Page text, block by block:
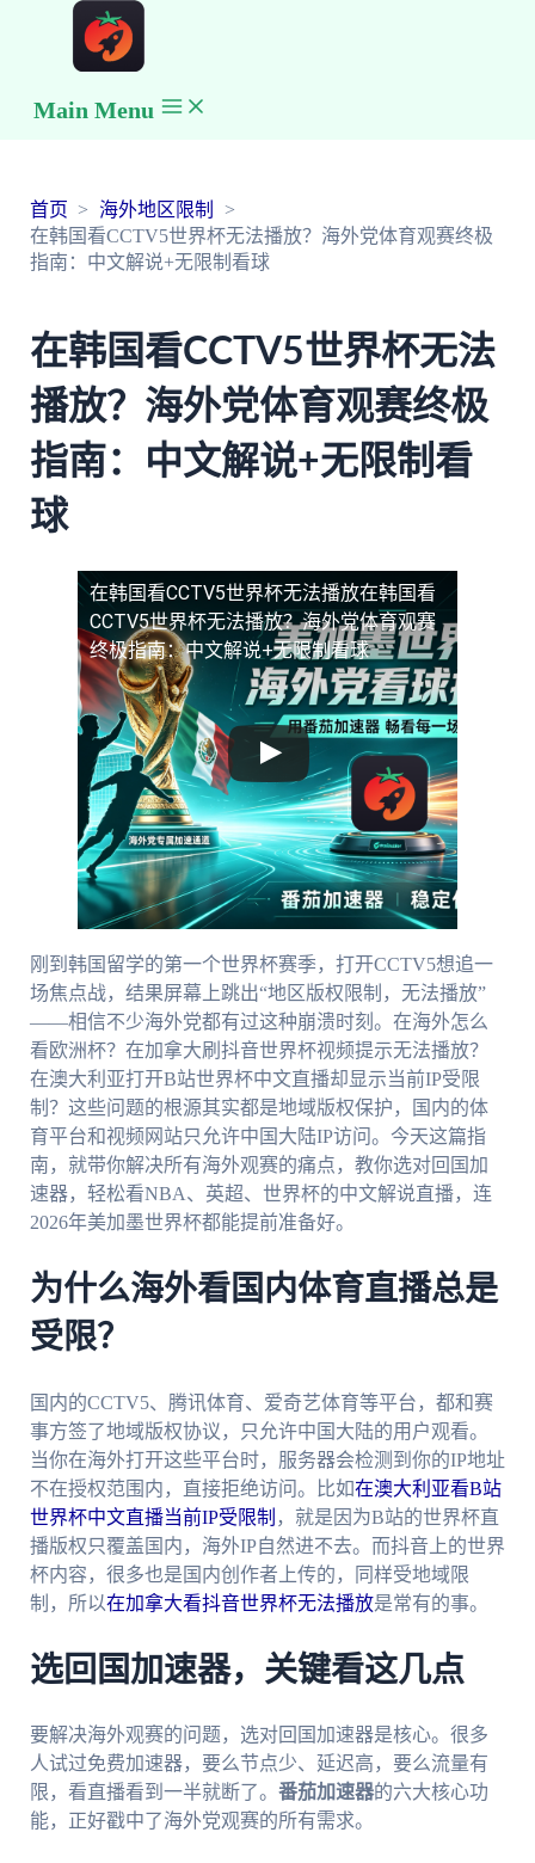
Main Menu
首页
海外地区限制
在韩国看CCTV5世界杯无法播放？海外党体育观赛终极
指南：中文解说+无限制看球
在韩国看CCTV5世界杯无法
播放？海外党体育观赛终极
指南：中文解说+无限制看
球
在韩国看CCTV5世界杯无法播放在韩国看
CCTV5世界杯无法播放？海外党体育观赛
终极指南：中文解说+无限制看球
刚到韩国留学的第一个世界杯赛季，打开CCTV5想追一
场焦点战，结果屏幕上跳出“地区版权限制，无法播放”
——相信不少海外党都有过这种崩溃时刻。在海外怎么
看欧洲杯？在加拿大刷抖音世界杯视频提示无法播放？
在澳大利亚打开B站世界杯中文直播却显示当前IP受限
制？这些问题的根源其实都是地域版权保护，国内的体
育平台和视频网站只允许中国大陆IP访问。今天这篇指
南，就带你解决所有海外观赛的痛点，教你选对回国加
速器，轻松看NBA、英超、世界杯的中文解说直播，连
2026年美加墨世界杯都能提前准备好。
为什么海外看国内体育直播总是
受限？
国内的CCTV5、腾讯体育、爱奇艺体育等平台，都和赛
事方签了地域版权协议，只允许中国大陆的用户观看。
当你在海外打开这些平台时，服务器会检测到你的IP地址
不在授权范围内，直接拒绝访问。比如在澳大利亚看B站
世界杯中文直播当前IP受限制 ，就是因为B站的世界杯直
播版权只覆盖国内，海外IP自然进不去。而抖音上的世界
杯内容，很多也是国内创作者上传的，同样受地域限
制，所以在加拿大看抖音世界杯无法播放是常有的事。
选回国加速器，关键看这几点
要解决海外观赛的问题，选对回国加速器是核心。很多
人试过免费加速器，要么节点少、延迟高，要么流量有
限，看直播看到一半就断了。 番茄加速器的六大核心功
能，正好戳中了海外党观赛的所有需求。